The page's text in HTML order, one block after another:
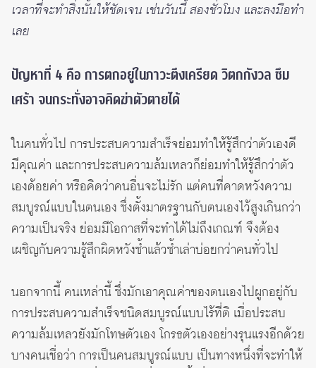
เวลาที่จะทำสิ่งนั้นให้ชัดเจน เช่นวันนี้ สองชั่วโมง และลงมือทำ
เลย
ปัญหาที่ 4 คือ การตกอยู่ในภาวะตึงเครียด วิตกกังวล ซึม
เศร้า จนกระทั่งอาจคิดฆ่าตัวตายได้
ในคนทั่วไป การประสบความสำเร็จย่อมทำให้รู้สึกว่าตัวเองดี
มีคุณค่า และการประสบความล้มเหลวก็ย่อมทำให้รู้สึกว่าตัว
เองด้อยค่า หรือคิดว่าคนอื่นจะไม่รัก แต่คนที่คาดหวังความ
สมบูรณ์แบบในตนเอง ซึ่งตั้งมาตรฐานกับตนเองไว้สูงเกินกว่า
ความเป็นจริง ย่อมมีโอกาสที่จะทำได้ไม่ถึงเกณฑ์ จึงต้อง
เผชิญกับความรู้สึกผิดหวังซ้ำแล้วซ้ำเล่าบ่อยกว่าคนทั่วไป
นอกจากนี้ คนเหล่านี้ ซึ่งมักเอาคุณค่าของตนเองไปผูกอยู่กับ
การประสบความสำเร็จชนิดสมบูรณ์แบบไร้ที่ติ เมื่อประสบ
ความล้มเหลวยังมักโทษตัวเอง โกรธตัวเองอย่างรุนแรงอีกด้วย
บางคนเชื่อว่า การเป็นคนสมบูรณ์แบบ เป็นทางหนึ่งที่จะทำให้